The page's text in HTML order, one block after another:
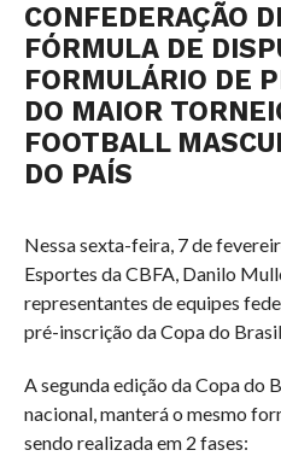
CONFEDERAÇÃO
FÓRMULA DE
FORMULÁRIO DE
DO MAIOR
FOOTBALL
DO PAÍS
Nessa sexta-feira, 7 de
Esportes da CBFA, Danilo
representantes de equipes
pré-inscrição da Copa do
A segunda edição da Copa do
nacional, manterá o mesmo
sendo realizada em 2 fases: